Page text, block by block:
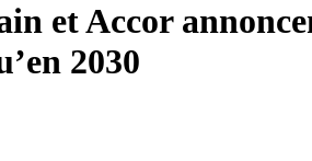
et Accor
2030